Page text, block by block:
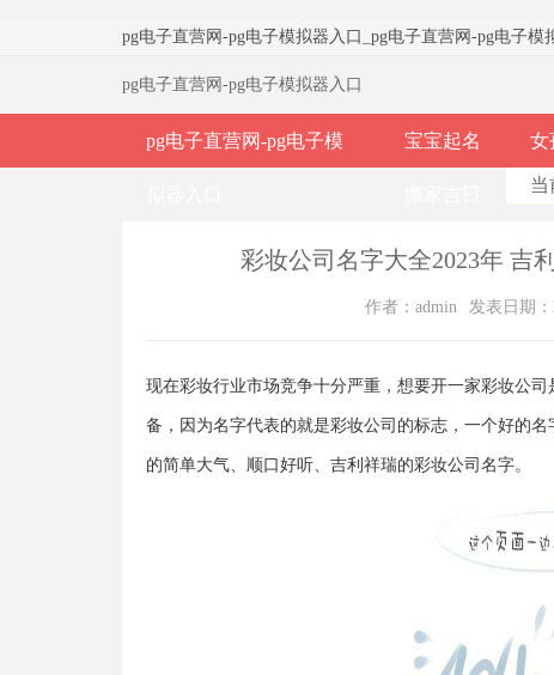
pg电子直营网-pg电子模拟器入口 pg电子直营网-pg电子模
pg电子直营网-pg电子模拟器入口
pg电子直营网-pg电子模 宝宝起名 女
当
彩妆公司名字大全2023年 吉
作者：admin 发表日期：
现在彩妆行业市场竞争十分严重，想要开一家彩妆公
备，因为名字代表的就是彩妆公司的标志，一个好的
的简单大气、顺口好听、吉利祥瑞的彩妆公司名字。